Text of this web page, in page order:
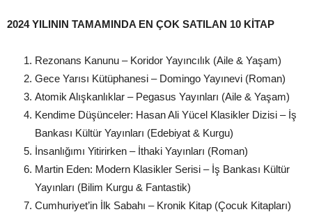
2024 YILININ TAMAMINDA EN ÇOK SATILAN 10 KİTAP
Rezonans Kanunu – Koridor Yayıncılık (Aile & Yaşam)
Gece Yarısı Kütüphanesi – Domingo Yayınevi (Roman)
Atomik Alışkanlıklar – Pegasus Yayınları (Aile & Yaşam)
Kendime Düşünceler: Hasan Ali Yücel Klasikler Dizisi – İş
Bankası Kültür Yayınları (Edebiyat & Kurgu)
İnsanlığımı Yitirirken – İthaki Yayınları (Roman)
Martin Eden: Modern Klasikler Serisi – İş Bankası Kültür
Yayınları (Bilim Kurgu & Fantastik)
Cumhuriyet’in İlk Sabahı – Kronik Kitap (Çocuk Kitapları)